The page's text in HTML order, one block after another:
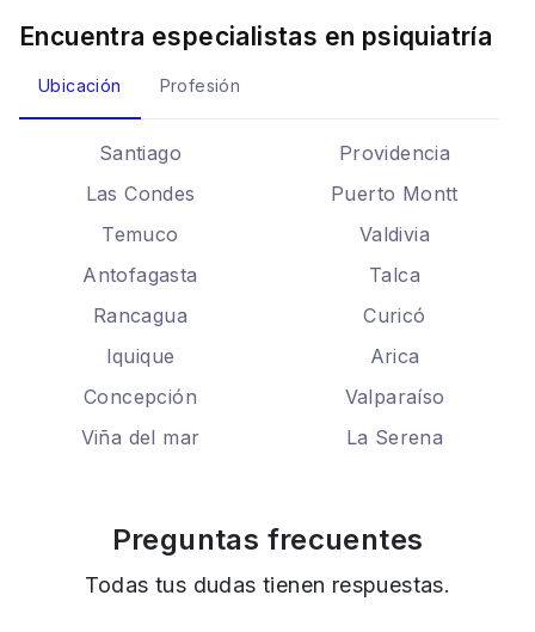
Encuentra especialistas en psiquiatría
Ubicación Profesión
Santiago
Providencia
Las Condes
Puerto Montt
Temuco
Valdivia
Antofagasta
Talca
Rancagua
Curicó
Iquique
Arica
Concepción
Valparaíso
Viña del mar
La Serena
Preguntas frecuentes
Todas tus dudas tienen respuestas.